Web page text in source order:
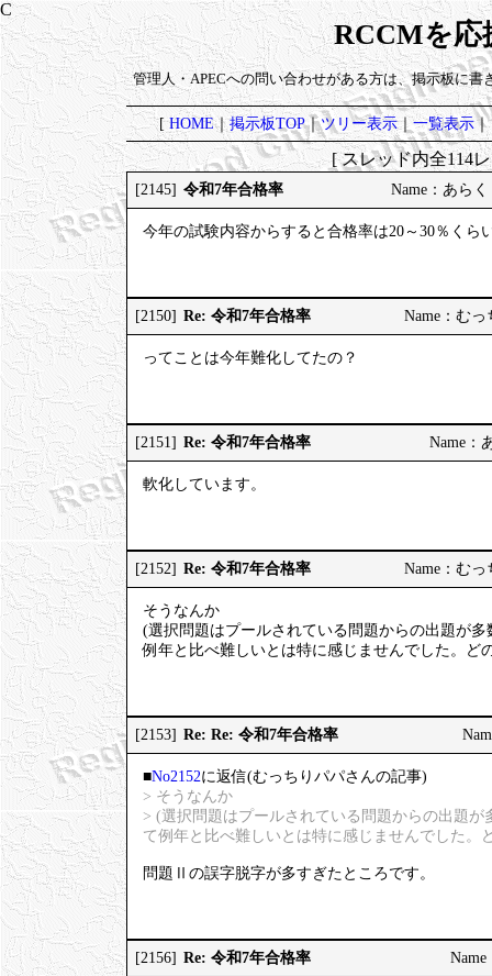
RCCMを応
管理人・APECへの問い合わせがある方は、掲示板に書
[HOME｜掲示板TOP｜ツリー表示｜一覧表示｜
[ スレッド内全114
[2145] 令和7年合格率 Name：あら
今年の試験内容からすると合格率は20～30％くら
[2150] Re: 令和7年合格率 Name：む
ってことは今年難化してたの？
[2151] Re: 令和7年合格率 Name：
軟化しています。
[2152] Re: 令和7年合格率 Name：む
そうなんか
(選択問題はプールされている問題からの出題が
例年と比べ難しいとは特に感じませんでした。ど
[2153] Re: Re: 令和7年合格率
■No2152に返信(むっちりパパさんの記事)
> そうなんか
> (選択問題はプールされている問題からの出題
て例年と比べ難しいとは特に感じませんでした。
問題Ⅱの誤字脱字が多すぎたところです。
[2156] Re: 令和7年合格率